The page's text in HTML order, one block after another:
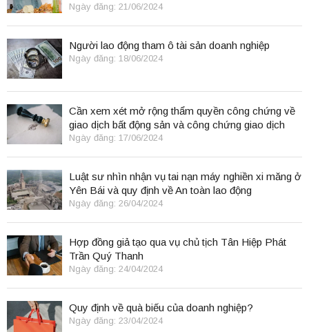
Biệt
Ngày đăng: 21/06/2024
Người lao động tham ô tài sản doanh nghiệp
Ngày đăng: 18/06/2024
Cần xem xét mở rộng thẩm quyền công chứng về
giao dịch bất động sản và công chứng giao dịch
điện tử.
Ngày đăng: 17/06/2024
Luật sư nhìn nhận vụ tai nạn máy nghiền xi măng ở
Yên Bái và quy định về An toàn lao động
Ngày đăng: 26/04/2024
Hợp đồng giả tạo qua vụ chủ tịch Tân Hiệp Phát
Trần Quý Thanh
Ngày đăng: 24/04/2024
Quy định về quà biếu của doanh nghiệp?
Ngày đăng: 23/04/2024